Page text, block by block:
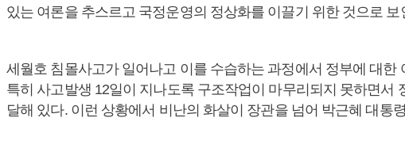
있는 여론을 추스르고 국정운영의 정상화를 이끌기 위한 것으로 보
세월호 침몰사고가 일어나고 이를 수습하는 과정에서 정부에 대한
특히 사고발생 12일이 지나도록 구조작업이 마무리되지 못하면서
달해 있다. 이런 상황에서 비난의 화살이 장관을 넘어 박근혜 대통